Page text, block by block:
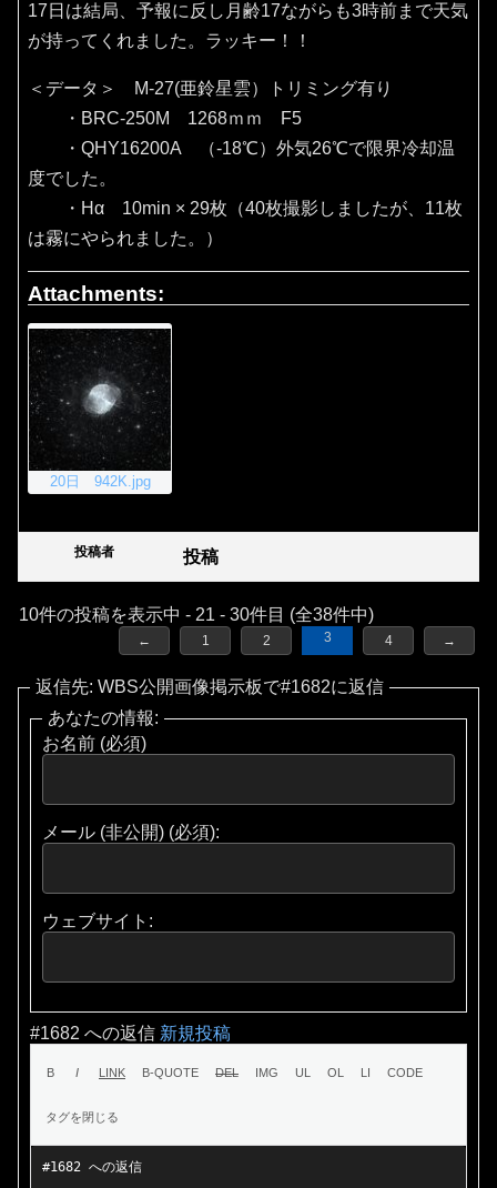
17日は結局、予報に反し月齢17ながらも3時前まで天気
が持ってくれました。ラッキー！！
＜データ＞ M-27(亜鈴星雲）トリミング有り
・BRC-250M 1268ｍｍ F5
・QHY16200A （‐18℃）外気26℃で限界冷却温
度でした。
・Hα 10min × 29枚（40枚撮影しましたが、11枚
は霧にやられました。）
Attachments:
20日 942K.jpg
投稿者 投稿
10件の投稿を表示中 - 21 - 30件目 (全38件中)
← 1 2 3 4 →
返信先: WBS公開画像掲示板で#1682に返信
あなたの情報:
お名前 (必須)
メール (非公開) (必須):
ウェブサイト:
#1682 への返信 新規投稿